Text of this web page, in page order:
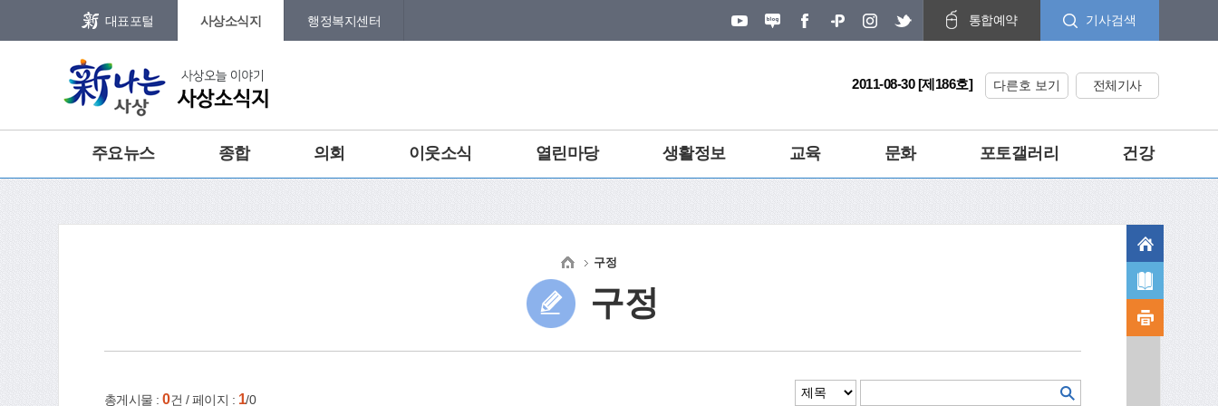
메인메뉴 바로가기
대표포털 사상소식지 행정복지센터 통합예약 기사검색
2011-08-30 [제186호] 다른호 보기 전체기사
주요뉴스 종합 의회 이웃소식 열린마당 생활정보 교육 문화 포토갤러리 건강
구정
구정
총게시물 : 0건 / 페이지 : 1/0